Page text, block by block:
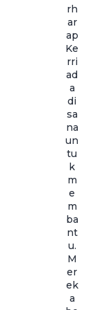
rh
ar
ap
Ke
rri
ad
a
di
sa
na
un
tu
k
m
e
m
ba
nt
u.
M
er
ek
a